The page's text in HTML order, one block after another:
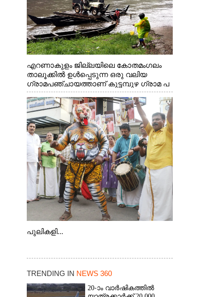
എറണാകുളം ജില്ലയിലെ കോതമംഗലം
താലൂക്കിൽ ഉൾപ്പെടുന്ന ഒരു വലിയ
ഗ്രാമപഞ്ചായത്താണ് കുട്ടമ്പുഴ ഗ്രാമ പ
ഞ്ചായത്ത്. ആദിവാസി ഊരുകളായ
വെള്ളാരംകുത്ത്, കത്തിപ്പാറ, ഉറിയംപെട്ടി,
തേക്കല്ല്, വെട്ടിക്കല്ല്, മഞ്ചപ്പാറ എന്നീ
ആറു സ്ഥലങ്ങളിലേക്കുള്ള പ്രധാന
സഞ്ചാര മാർഗമാണ് ഈ കാണുന്ന
കടത്ത് വള്ളം
പുലികളി...
TRENDING IN NEWS 360
20-ാം വാർഷികത്തിൽ